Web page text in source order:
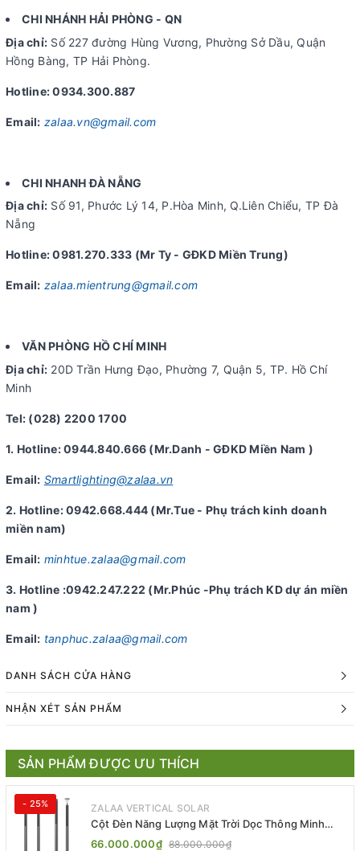
CHI NHÁNH HẢI PHÒNG - QN
Địa chỉ: Số 227 đường Hùng Vương, Phường Sở Dầu, Quận
Hồng Bàng, TP Hải Phòng.
Hotline: 0934.300.887
Email: zalaa.vn@gmail.com
CHI NHANH ĐÀ NẴNG
Địa chỉ: Số 91, Phước Lý 14, P.Hòa Minh, Q.Liên Chiểu, TP Đà
Nẵng
Hotline: 0981.270.333 (Mr Ty - GĐKD Miền Trung)
Email: zalaa.mientrung@gmail.com
VĂN PHÒNG HỒ CHÍ MINH
Địa chỉ: 20D Trần Hưng Đạo, Phường 7, Quận 5, TP. Hồ Chí
Minh
Tel: (028) 2200 1700
1. Hotline: 0944.840.666 (Mr.Danh - GĐKD Miền Nam )
Email: Smartlighting@zalaa.vn
2. Hotline: 0942.668.444 (Mr.Tue - Phụ trách kinh doanh
miền nam)
Email: minhtue.zalaa@gmail.com
3. Hotline :0942.247.222 (Mr.Phúc -Phụ trách KD dự án miền
nam )
Email: tanphuc.zalaa@gmail.com
DANH SÁCH CỬA HÀNG
NHẬN XÉT SẢN PHẨM
SẢN PHẨM ĐƯỢC ƯU THÍCH
- 25% ZALAA VERTICAL SOLAR
Cột Đèn Năng Lượng Mặt Trời Dọc Thông Minh
ZSR-YYDS-360 | ZALAA Jsc
66.000.000₫ 88.000.000₫